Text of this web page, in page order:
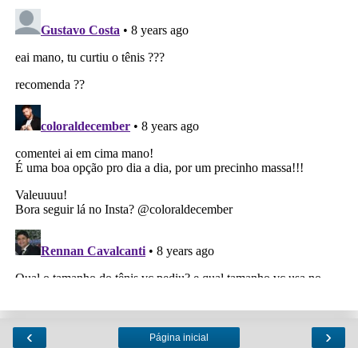
‹ ›
Página inicial